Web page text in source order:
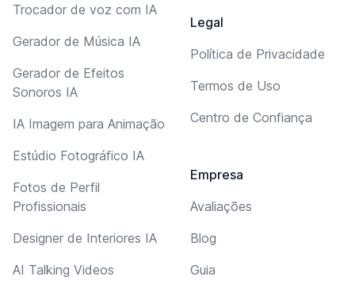
Trocador de voz com IA
Gerador de Música IA
Gerador de Efeitos
Sonoros IA
IA Imagem para Animação
Estúdio Fotográfico IA
Fotos de Perfil
Profissionais
Designer de Interiores IA
AI Talking Videos
Legal
Política de Privacidade
Termos de Uso
Centro de Confiança
Empresa
Avaliações
Blog
Guia